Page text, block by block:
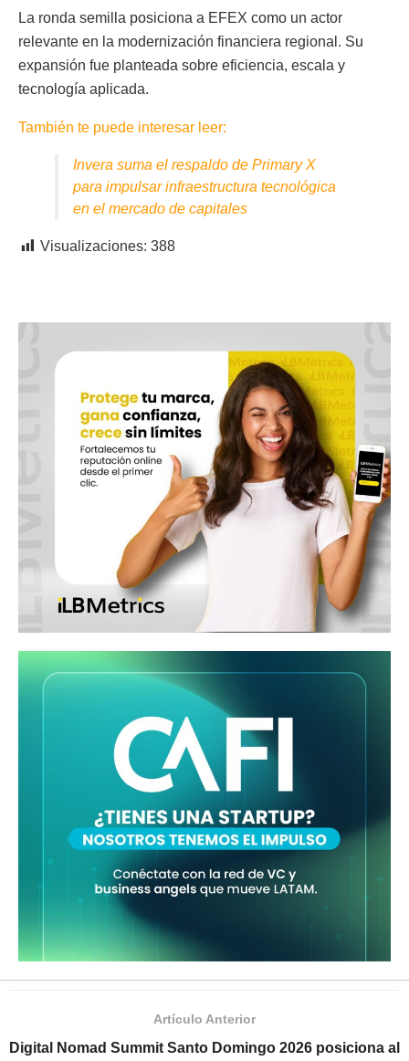
La ronda semilla posiciona a EFEX como un actor
relevante en la modernización financiera regional. Su
expansión fue planteada sobre eficiencia, escala y
tecnología aplicada.
También te puede interesar leer:
Invera suma el respaldo de Primary X
para impulsar infraestructura tecnológica
en el mercado de capitales
Visualizaciones: 388
Artículo Anterior
Digital Nomad Summit Santo Domingo 2026 posiciona al